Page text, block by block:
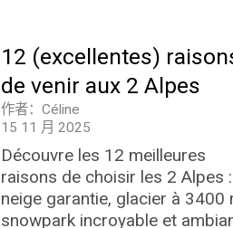
12 (excellentes)
de venir aux 2 Alpes
作者：Céline
15 11 月 2025
Découvre les 12 meilleures
raisons de choisir les 2 Alpes :
neige garantie, glacier à 3400
snowpark incroyable et